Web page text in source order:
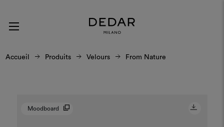
Accueil Produits Velours From Nature
Moodboard